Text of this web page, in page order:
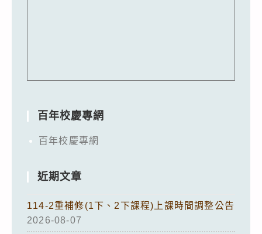
百年校慶專網
百年校慶專網
近期文章
114-2重補修(1下、2下課程)上課時間調整公告
2026-08-07